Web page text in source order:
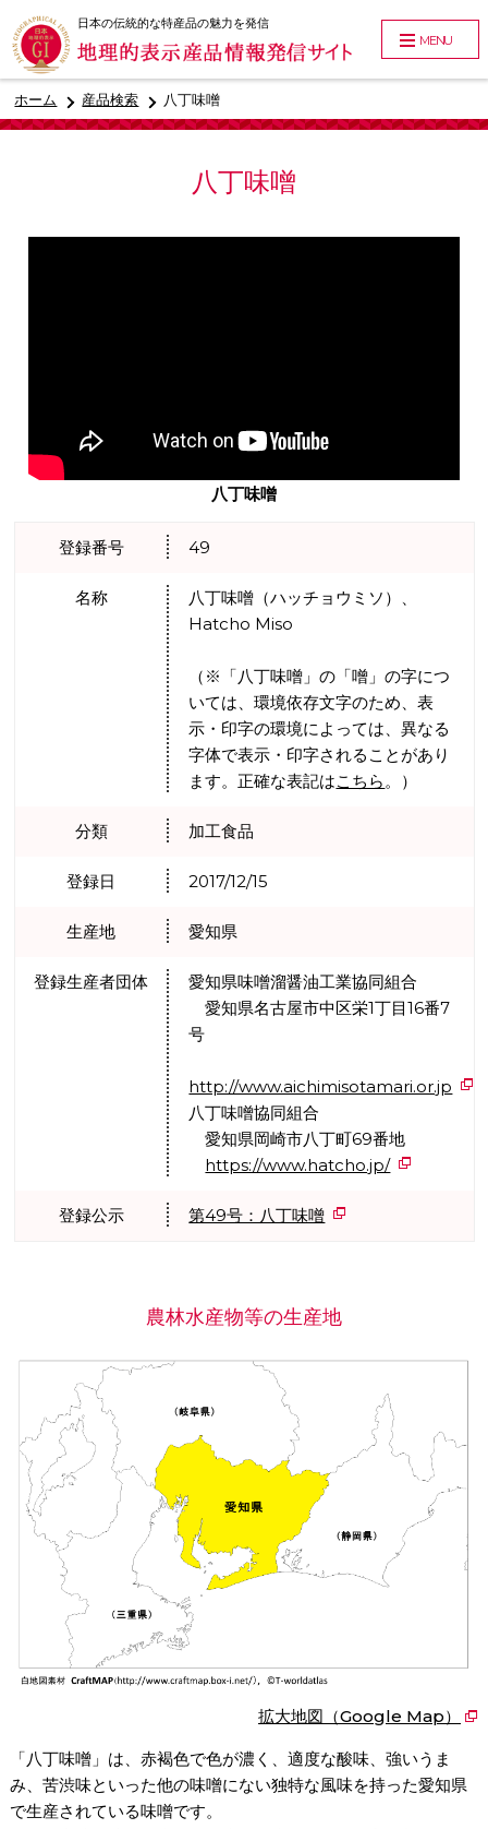
ホーム 産品検索 八丁味噌
八丁味噌
八丁味噌
登録番号 49
名称
八丁味噌（ハッチョウミソ）、
Hatcho Miso
（※「八丁味噌」の「噌」の字につ
いては、環境依存文字のため、表
示・印字の環境によっては、異なる
字体で表示・印字されることがあり
ます。正確な表記はこちら 。）
分類 加工食品
登録日 2017/12/15
生産地 愛知県
登録生産者団体
愛知県味噌溜醤油工業協同組合
愛知県名古屋市中区栄1丁目16番7
号
http://www.aichimisotamari.or.jp
八丁味噌協同組合
愛知県岡崎市八丁町69番地
https://www.hatcho.jp/
登録公示 第49号：八丁味噌
農林水産物等の生産地
拡大地図（Google Map）
「八丁味噌」は、赤褐色で色が濃く、適度な酸味、強いうま
み、苦渋味といった他の味噌にない独特な風味を持った愛知県
で生産されている味噌です。
日本の伝統的な特産品の魅力を発信
MENU